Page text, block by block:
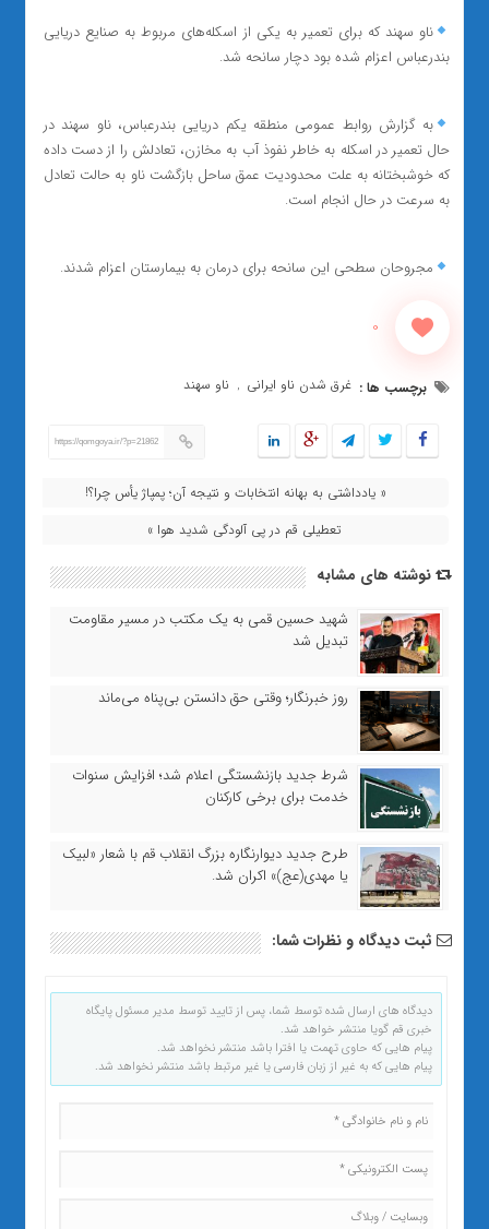
ناو سهند که برای تعمیر به یکی از اسکله‌های مربوط به صنایع دریایی
بندرعباس اعزام شده بود دچار سانحه شد.
به گزارش روابط عمومی منطقه یکم دریایی بندرعباس، ناو سهند در
حال تعمیر در اسکله به خاطر نفوذ آب به مخازن، تعادلش را از دست داده
که خوشبختانه به علت محدودیت عمق ساحل بازگشت ناو به حالت تعادل
به سرعت در حال انجام است.
مجروحان سطحی این سانحه برای درمان به بیمارستان اعزام شدند.
0
برچسب ها : غرق شدن ناو ایرانی , ناو سهند
https://qomgoya.ir/?p=21862
« یادداشتی به بهانه انتخابات و نتیجه آن؛ پمپاژ یأس چرا؟!
تعطیلی قم‌ در پی آلودگی شدید هوا »
نوشته های مشابه
شهید حسین قمی به یک مکتب در مسیر مقاومت
تبدیل شد
روز خبرنگار؛ وقتی حق دانستن بی‌پناه می‌ماند
شرط جدید بازنشستگی اعلام شد؛ افزایش سنوات
خدمت برای برخی کارکنان
طرح جدید دیوارنگاره بزرگ انقلاب قم با شعار «لبیک
یا مهدی(عج)» اکران شد.
ثبت دیدگاه و نظرات شما:
دیدگاه های ارسال شده توسط شما، پس از تایید توسط مدیر مسئول پایگاه
خبری قم گویا منتشر خواهد شد.
پیام هایی که حاوی تهمت یا افترا باشد منتشر نخواهد شد.
پیام هایی که به غیر از زبان فارسی یا غیر مرتبط باشد منتشر نخواهد شد.